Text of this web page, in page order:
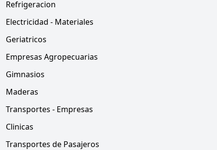
Refrigeracion
Electricidad - Materiales
Geriatricos
Empresas Agropecuarias
Gimnasios
Maderas
Transportes - Empresas
Clinicas
Transportes de Pasajeros